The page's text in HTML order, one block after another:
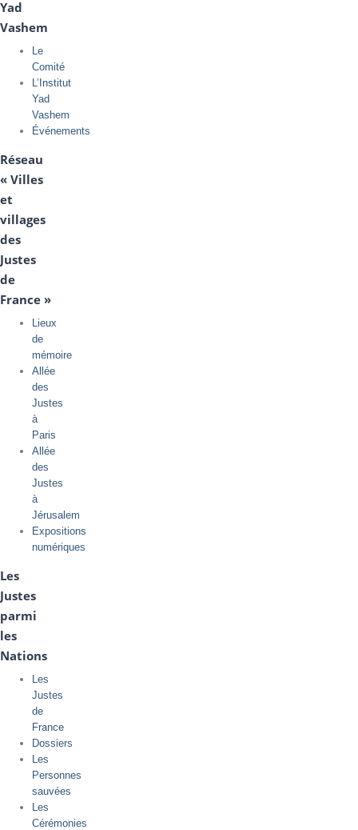
Yad
Vashem
Le
Comité
L’Institut
Yad
Vashem
Événements
Réseau
« Villes
et
villages
des
Justes
de
France »
Lieux
de
mémoire
Allée
des
Justes
à
Paris
Allée
des
Justes
à
Jérusalem
Expositions
numériques
Les
Justes
parmi
les
Nations
Les
Justes
de
France
Dossiers
Les
Personnes
sauvées
Les
Cérémonies